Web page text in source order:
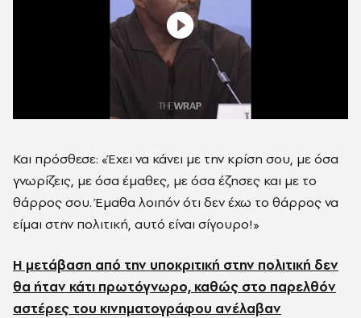
Και πρόσθεσε: «Έχει να κάνει με την κρίση σου, με όσα
γνωρίζεις, με όσα έμαθες, με όσα έζησες και με το
θάρρος σου. Έμαθα λοιπόν ότι δεν έχω το θάρρος να
είμαι στην πολιτική, αυτό είναι σίγουρο!»
Η μετάβαση από την υποκριτική στην πολιτική δεν
θα ήταν κάτι πρωτόγνωρο, καθώς στο παρελθόν
αστέρες του κινηματογράφου ανέλαβαν